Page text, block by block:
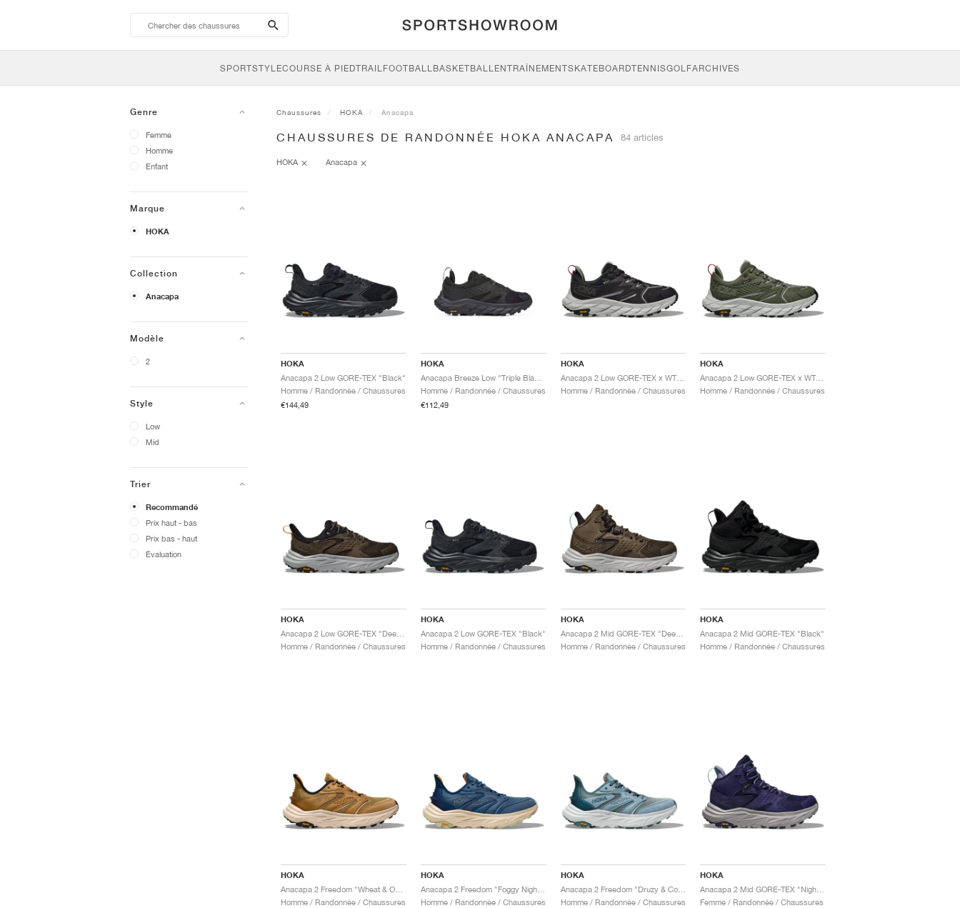
search-
btn
SPORTSTYLECOURSE À PIEDTRAILFOOTBALLBASKETBALLENTRAÎNEMENTSKATEBOARDTENNISGOLFARCHIVES
Genre
Femme
Homme
Enfant
Marque
HOKA
Collection
Anacapa
Modèle
2
Style
Low
Mid
Trier
Recommandé
Prix ​​haut - bas
Prix ​​bas - haut
Évaluation
Chaussures HOKA Anacapa
CHAUSSURES DE RANDONNÉE HOKA ANACAPA 84 articles
HOKA Anacapa
HOKA
Anacapa 2 Low GORE-TEX "Black"
Homme / Randonnée / Chaussures
€144,49
HOKA
Homme / Randonnée / Chaussures
€112,49
HOKA
Anacapa 2 Low GORE-TEX x WTAPS "Jet Black & Glacier Grey"
Homme / Randonnée / Chaussures
HOKA
Anacapa 2 Low GORE-TEX x WTAPS "Four Leaf Clover & Glacier Grey "
Homme / Randonnée / Chaussures
HOKA
Homme / Randonnée / Chaussures
HOKA
Anacapa 2 Low GORE-TEX "Black"
Homme / Randonnée / Chaussures
HOKA
Anacapa 2 Mid GORE-TEX "Deep Umber & Stardust"
Homme / Randonnée / Chaussures
HOKA
Anacapa 2 Mid GORE-TEX "Black"
Homme / Randonnée / Chaussures
HOKA
Homme / Randonnée / Chaussures
HOKA
Anacapa 2 Freedom "Foggy Night & Oat Milk"
Homme / Randonnée / Chaussures
HOKA
Anacapa 2 Freedom "Druzy & Cosmic Grey"
Homme / Randonnée / Chaussures
HOKA
Femme / Randonnée / Chaussures